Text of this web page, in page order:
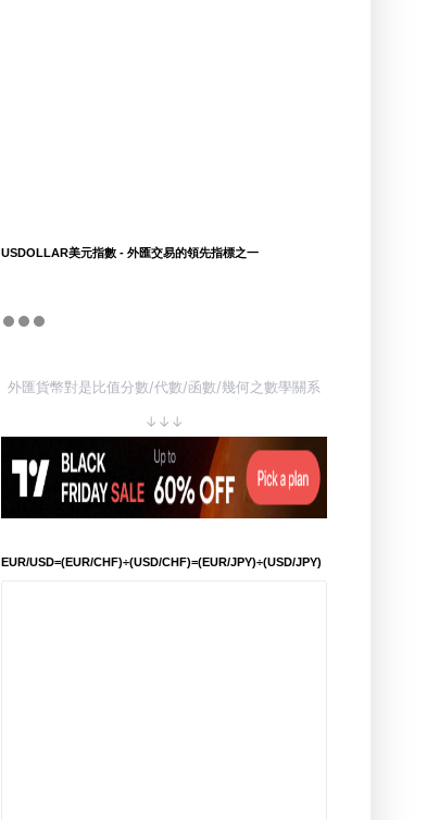
USDOLLAR美元指數 - 外匯交易的領先指標之一
外匯貨幣對是比值分數/代數/函數/幾何之數學關系
↓↓↓
EUR/USD=(EUR/CHF)÷(USD/CHF)=(EUR/JPY)÷(USD/JPY)